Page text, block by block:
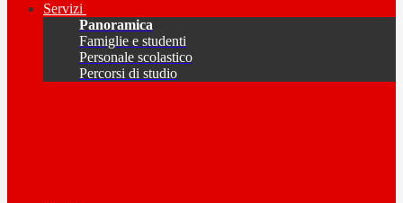
Servizi
Panoramica
Famiglie e studenti
Personale scolastico
Percorsi di studio